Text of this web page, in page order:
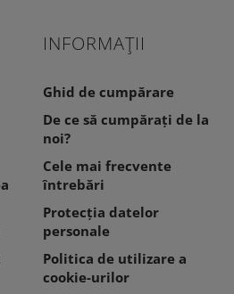
INFORMAŢII
Ghid de cumpărare
De ce să cumpărați de la
noi?
Cele mai frecvente
întrebări
Protecția datelor
personale
Politica de utilizare a
cookie-urilor